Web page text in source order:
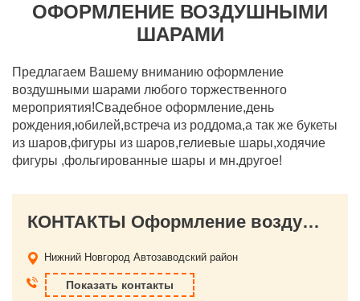
ОФОРМЛЕНИЕ ВОЗДУШНЫМИ
ШАРАМИ
Предлагаем Вашему вниманию оформление
воздушными шарами любого торжественного
мероприятия!Свадебное оформление,день
рождения,юбилей,встреча из роддома,а так же букеты
из шаров,фигуры из шаров,гелиевые шары,ходячие
фигуры ,фольгированные шары и мн.другое!
КОНТАКТЫ Оформление воздушными шарами
Нижний Новгород Автозаводский район
Показать контакты